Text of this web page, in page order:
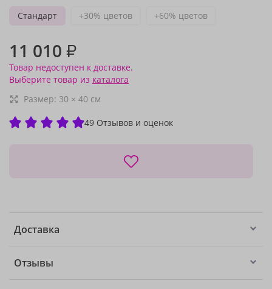
Стандарт
+30% цветов +60% цветов
11 010 ₽
Товар недоступен к доставке.
Выберите товар из каталога
Размер: 30 × 40 см
49 Отзывов и оценок
Доставка
Отзывы